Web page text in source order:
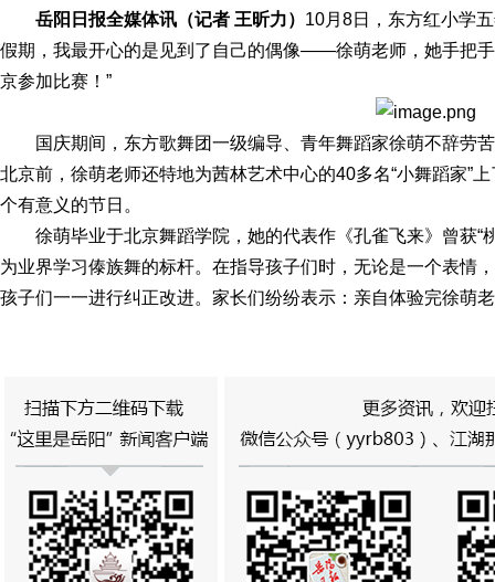
岳阳日报全媒体讯（记者 王昕力） 10月8日，东方红小学
假期，我最开心的是见到了自己的偶像——徐萌老师，她手把
京参加比赛！”
国庆期间，东方歌舞团一级编导、青年舞蹈家徐萌不辞劳
北京前，徐萌老师还特地为茜林艺术中心的40多名“小舞蹈家”
个有意义的节日。
徐萌毕业于北京舞蹈学院，她的代表作《孔雀飞来》曾获“
为业界学习傣族舞的标杆。在指导孩子们时，无论是一个表情
孩子们一一进行纠正改进。家长们纷纷表示：亲自体验完徐萌